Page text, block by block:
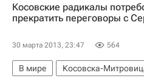
Косовские радикалы
прекратить переговоры с
30 марта 2013, 23:47 564
В мире Косовска-